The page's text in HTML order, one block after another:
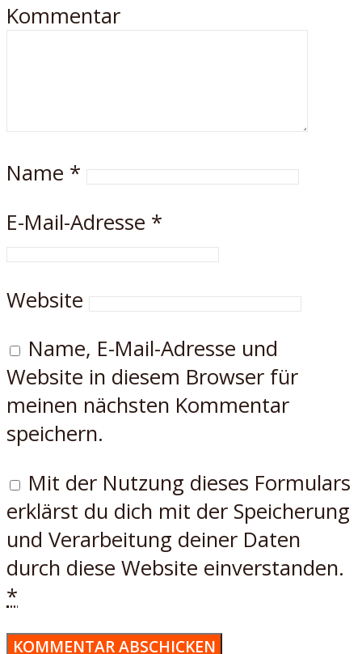
Kommentar
Name *
E-Mail-Adresse *
Website
Name, E-Mail-Adresse und
Website in diesem Browser für
meinen nächsten Kommentar
speichern.
Mit der Nutzung dieses Formulars
erklärst du dich mit der Speicherung
und Verarbeitung deiner Daten
durch diese Website einverstanden.
*